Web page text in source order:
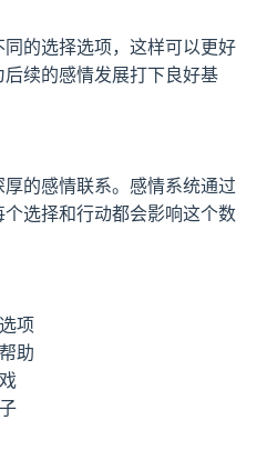
的选择选项，这样可以更好
续的感情发展打下良好基
的感情联系。感情系统通过
选择和行动都会影响这个数
项
助